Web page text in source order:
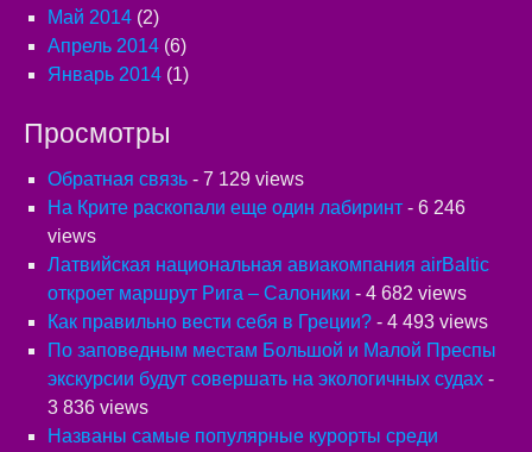
Май 2014 (2)
Апрель 2014 (6)
Январь 2014 (1)
Просмотры
Обратная связь - 7 129 views
На Крите раскопали еще один лабиринт - 6 246
views
Латвийская национальная авиакомпания airBaltic
откроет маршрут Рига – Салоники - 4 682 views
Как правильно вести себя в Греции? - 4 493 views
По заповедным местам Большой и Малой Преспы
экскурсии будут совершать на экологичных судах -
3 836 views
Названы самые популярные курорты среди